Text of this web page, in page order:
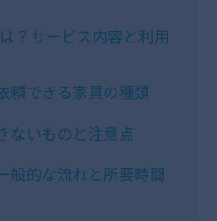
？サービス内容と利用
頼できる家具の種類
ないものと注意点
般的な流れと所要時間